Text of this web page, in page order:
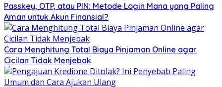
Passkey, OTP, atau PIN: Metode Login Mana yang Paling
Aman untuk Akun Finansial?
Cara Menghitung Total Biaya Pinjaman Online agar
Cicilan Tidak Menjebak